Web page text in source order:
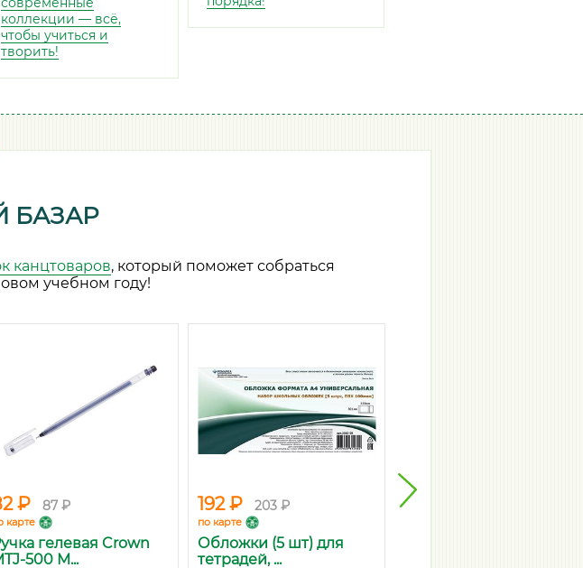
коллекции — всё,
чтобы учиться и
творить!
БАЗАР
канцтоваров, который поможет собраться
учебном году!
₽ 87 ₽
карте
гелевая Crown
500 M...
192 ₽ 203 ₽
по карте
Обложки (5 шт) для
тетрадей, ...
40 ₽